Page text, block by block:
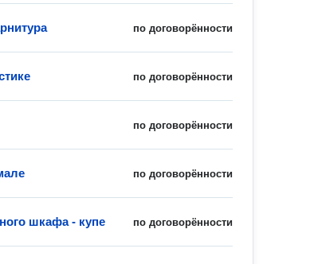
по договорённости
по договорённости
по договорённости
по договорённости
по договорённости
шкафа - купе